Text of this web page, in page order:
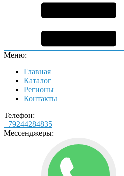
Меню:
Главная
Каталог
Регионы
Контакты
Телефон:
+79244284835
Мессенджеры: